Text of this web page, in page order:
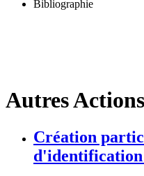
Bibliographie
Autres Actions
Création
d'identification